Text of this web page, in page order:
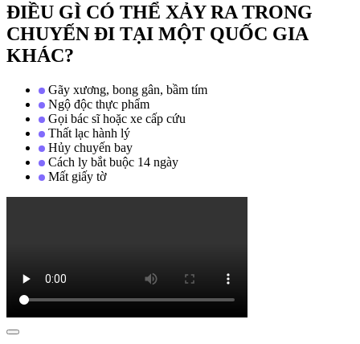
ĐIỀU GÌ CÓ THỂ XẢY RA TRONG
CHUYẾN ĐI TẠI MỘT QUỐC GIA
KHÁC?
Gãy xương, bong gân, bầm tím
Ngộ độc thực phẩm
Gọi bác sĩ hoặc xe cấp cứu
Thất lạc hành lý
Hủy chuyến bay
Cách ly bắt buộc 14 ngày
Mất giấy tờ